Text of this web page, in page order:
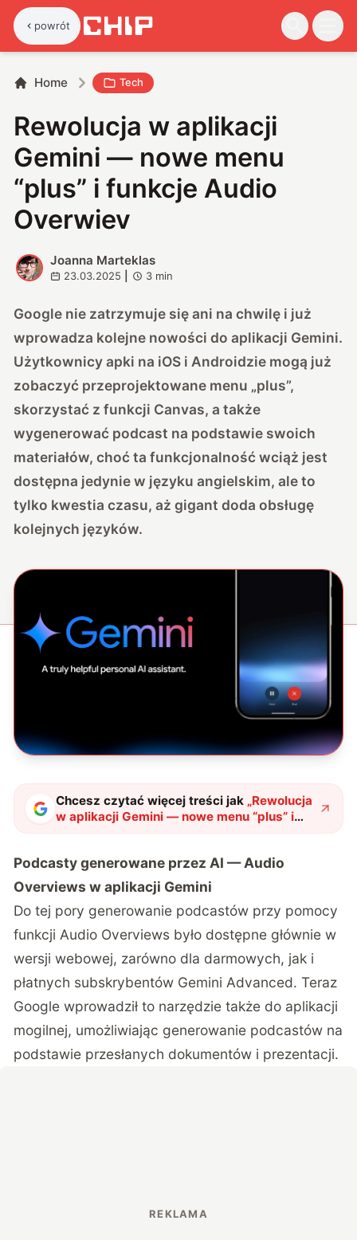
powrót
Home Tech
Rewolucja w aplikacji
Gemini — nowe menu
“plus” i funkcje Audio
Overwiev
J
Joanna Marteklas
23.03.2025 3 min
Google nie zatrzymuje się ani na chwilę i już
wprowadza kolejne nowości do aplikacji Gemini.
Użytkownicy apki na iOS i Androidzie mogą już
zobaczyć przeprojektowane menu „plus”,
skorzystać z funkcji Canvas, a także
wygenerować podcast na podstawie swoich
materiałów, choć ta funkcjonalność wciąż jest
dostępna jedynie w języku angielskim, ale to
tylko kwestia czasu, aż gigant doda obsługę
kolejnych języków.
Chcesz czytać więcej treści jak „Rewolucja
w aplikacji Gemini — nowe menu “plus” i
funkcje Audio Overwiev"?
Podcasty generowane przez AI — Audio
Overviews w aplikacji Gemini
Do tej pory generowanie podcastów przy pomocy
funkcji Audio Overviews było dostępne głównie w
wersji webowej, zarówno dla darmowych, jak i
płatnych subskrybentów Gemini Advanced. Teraz
Google wprowadził to narzędzie także do aplikacji
mogilnej, umożliwiając generowanie podcastów na
podstawie przesłanych dokumentów i prezentacji.